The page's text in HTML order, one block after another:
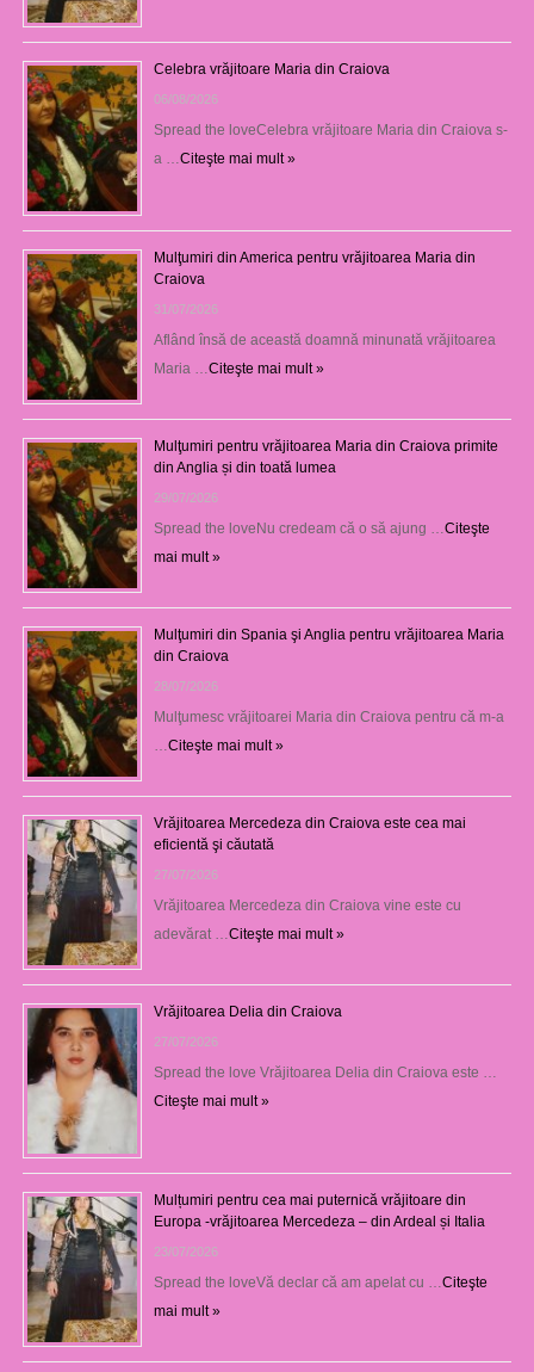
Celebra vrăjitoare Maria din Craiova
06/08/2026
Spread the loveCelebra vrăjitoare Maria din Craiova s-
a …Citeşte mai mult »
Mulţumiri din America pentru vrăjitoarea Maria din
Craiova
31/07/2026
Aflând însă de această doamnă minunată vrăjitoarea
Maria …Citeşte mai mult »
Mulţumiri pentru vrăjitoarea Maria din Craiova primite
din Anglia și din toată lumea
29/07/2026
Spread the loveNu credeam că o să ajung …Citeşte
mai mult »
Mulţumiri din Spania şi Anglia pentru vrăjitoarea Maria
din Craiova
28/07/2026
Mulţumesc vrăjitoarei Maria din Craiova pentru că m-a
…Citeşte mai mult »
Vrăjitoarea Mercedeza din Craiova este cea mai
eficientă şi căutată
27/07/2026
Vrăjitoarea Mercedeza din Craiova vine este cu
adevărat …Citeşte mai mult »
Vrăjitoarea Delia din Craiova
27/07/2026
Spread the love Vrăjitoarea Delia din Craiova este …
Citeşte mai mult »
Mulțumiri pentru cea mai puternică vrăjitoare din
Europa -vrăjitoarea Mercedeza – din Ardeal și Italia
23/07/2026
Spread the loveVă declar că am apelat cu …Citeşte
mai mult »